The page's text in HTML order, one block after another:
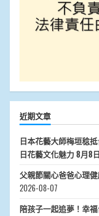
近期文章
日本花藝大師梅垣稔
日花藝文化魅力 8月8
父親節關心爸爸心理
2026-08-07
陪孩子一起追夢！幸